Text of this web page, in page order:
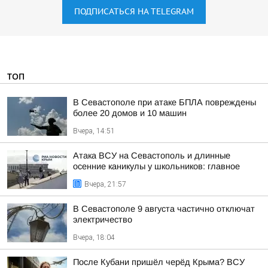
ПОДПИСАТЬСЯ НА TELEGRAM
ТОП
В Севастополе при атаке БПЛА повреждены
более 20 домов и 10 машин
Вчера, 14:51
Атака ВСУ на Севастополь и длинные
осенние каникулы у школьников: главное
Вчера, 21:57
В Севастополе 9 августа частично отключат
электричество
Вчера, 18:04
После Кубани пришёл черёд Крыма? ВСУ